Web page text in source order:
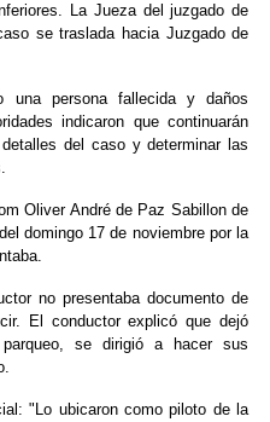
La Jueza del juzgado de
se traslada hacia Juzgado de
una persona fallecida y daños
indicaron que continuarán
del caso y determinar las
Oliver André de Paz Sabillon de
domingo 17 de noviembre por la
no presentaba documento de
El conductor explicó que dejó
se dirigió a hacer sus
"Lo ubicaron como piloto de la